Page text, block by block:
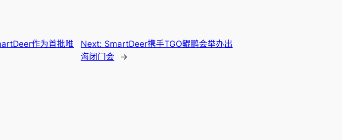
作为首批唯
Next: SmartDeer携手TGO鲲鹏会举办出
海闭门会
→